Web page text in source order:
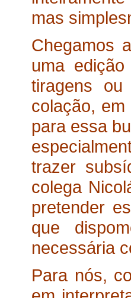
mas
Chegamos
uma
tiragens
colação,
para essa
trazer
colega
pretender
que
necessária
Para nós,